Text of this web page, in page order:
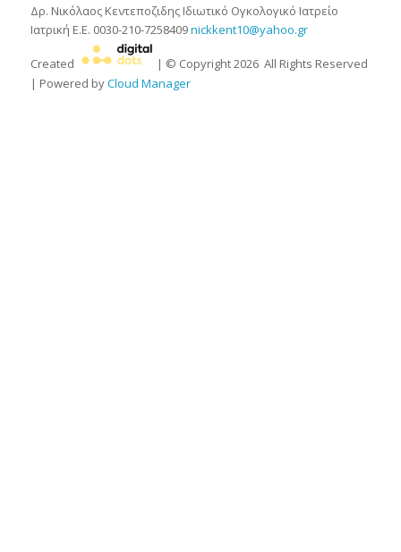
Δρ. Νικόλαος Κεντεποζιδης Ιδιωτικό Ογκολογικό Ιατρείο
Ιατρική Ε.Ε. 0030-210-7258409nickkent10@yahoo.gr
Created | © Copyright2026All Rights Reserved
| Powered byCloud Manager